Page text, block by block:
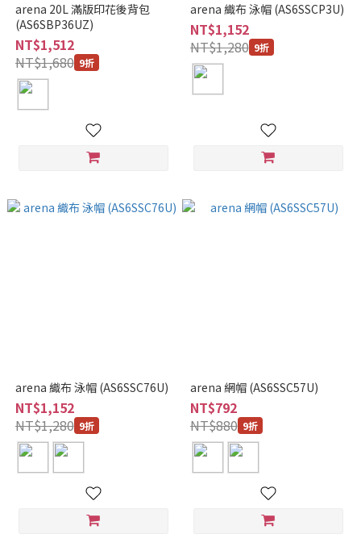
arena 20L 滿版印花後背包
(AS6SBP36UZ)
NT$1,512
NT$1,680 9折
arena 織布 泳帽 (AS6SSCP3U)
NT$1,152
NT$1,280 9折
arena 織布 泳帽 (AS6SSC76U)
NT$1,152
NT$1,280 9折
arena 網帽 (AS6SSC57U)
NT$792
NT$880 9折